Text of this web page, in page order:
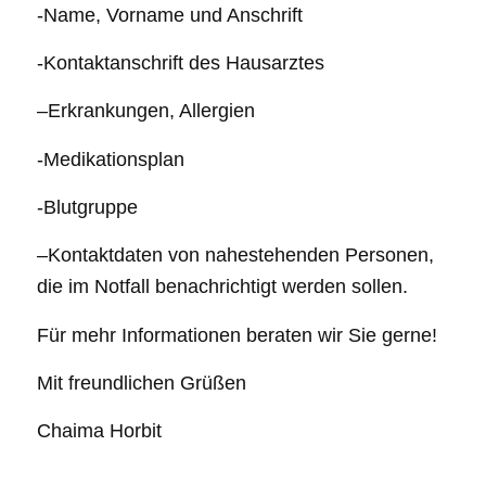
-Name, Vorname und Anschrift
-Kontaktanschrift des Hausarztes
–Erkrankungen, Allergien
-Medikationsplan
-Blutgruppe
–Kontaktdaten von nahestehenden Personen,
die im Notfall benachrichtigt werden sollen.
Für mehr Informationen beraten wir Sie gerne!
Mit freundlichen Grüßen
Chaima Horbit